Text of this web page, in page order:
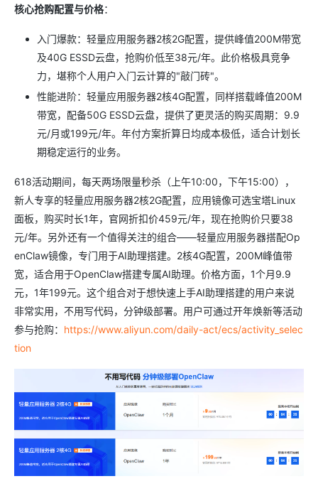
核心抢购配置与价格：
入门爆款：轻量应用服务器2核2G配置，提供峰值200M带宽
及40G ESSD云盘，抢购价低至38元/年。此价格极具竞争
力，堪称个人用户入门云计算的"敲门砖"。
性能进阶：轻量应用服务器2核4G配置，同样搭载峰值200M
带宽，配备50G ESSD云盘，提供了更灵活的购买周期：9.9
元/月或199元/年。年付方案折算日均成本极低，适合计划长
期稳定运行的业务。
618活动期间，每天两场限量秒杀（上午10:00，下午15:00），
新人专享的轻量应用服务器2核2G配置，应用镜像可选宝塔Linux
面板，购买时长1年，官网折扣价459元/年，现在抢购价只要38
元/年。另外还有一个值得关注的组合——轻量应用服务器搭配Op
enClaw镜像，专门用于AI助理搭建。2核4G配置，200M峰值带
宽，适合用于OpenClaw搭建专属AI助理。价格方面，1个月9.9
元，1年199元。这个组合对于想快速上手AI助理搭建的用户来说
非常实用，不用写代码，分钟级部署。用户可通过开年焕新等活动
参与抢购： https://www.aliyun.com/daily-act/ecs/activity_selec
tion